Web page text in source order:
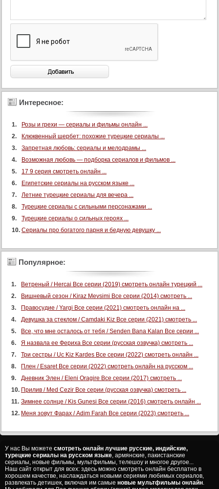
Интересное:
Розы и грехи — сериалы и фильмы онлайн ...
Клюквенный шербет: похожие турецкие сериалы ...
Запретная любовь: сериалы и мелодрамы ...
Возможная любовь — подборка сериалов и фильмов ...
17 9 серия смотреть онлайн ...
Египетские сериалы на русском языке ...
Летние турецкие сериалы для вечера ...
Турецкие сериалы с сильными персонажами ...
Турецкие сериалы о сильных героях ...
Сериалы про богатого парня и бедную девушку ...
Популярное:
Ветреный / Hercai Все серии (2019) смотреть онлайн турецкий ...
Вишневый сезон / Kiraz Mevsimi Все серии (2014) смотреть ...
Правосудие / Yargi Все серии (2021) смотреть онлайн на ...
Девушка за стеклом / Camdaki Kiz Все серии (2021) смотреть ...
Все, что мне осталось от тебя / Senden Bana Kalan Все серии ...
Я назвала ее Фериха Все серии (русская озвучка) смотреть ...
Три сестры / Uc Kiz Kardes Все серии (2022) смотреть онлайн ...
Плен / Esaret Все серии (2022) смотреть онлайн на русском ...
Дневник Элен / Eleni Oragire Все серии (2017) смотреть ...
Прилив / Med Cezir Все серии (русская озвучка) смотреть ...
Зимнее солнце / Kis Gunesi Все серии (2016) смотреть онлайн ...
Меня зовут Фарах / Adim Farah Все серии (2023) смотреть ...
У нас Вы можете смотреть онлайн лучшие русские, индийские,
турецкие сериалы на русском языке, армянские, пакистанские
сериалы, новые фильмы, мультфильмы, телешоу и многое другое...
Наш сайт открыт для всех: здесь можно смотреть онлайн бесплатно в
хорошем качестве, наслаждаться новыми сериями любимых сериалов,
развлекать детишек, включая им самые новые мультфильмы онлайн.